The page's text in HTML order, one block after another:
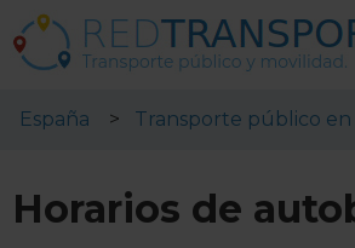
España Transporte público en
Horarios de